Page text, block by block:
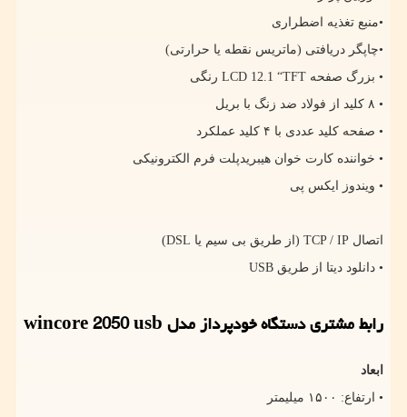
•منبع تغذیه اضطراری
•چاپگر دریافتی (ماتریس نقطه یا حرارتی)
• بزرگ صفحه LCD 12.1 “TFT رنگی
• ۸ کلید از فولاد ضد زنگ با بریل
• صفحه کلید عددی با ۴ کلید عملکرد
• خواننده کارت خوان هیبریدپلت فرم الکترونیکی
• ویندوز ایکس پی
اتصال TCP / IP (از طریق بی سیم یا DSL
)
• دانلود دیتا از طریق USB
رابط مشتری دستگاه خودپرداز مدلwincore 2050 usb
ابعاد
• ارتفاع: ۱۵۰۰ میلیمتر